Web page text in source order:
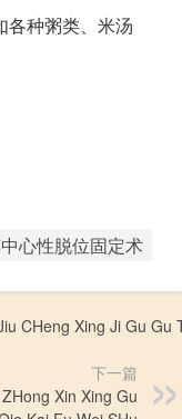
各种粥类、米汤
心性脱位固定术
CHeng Xing Ji Gu Gu
下一篇
Xin Xing Gu